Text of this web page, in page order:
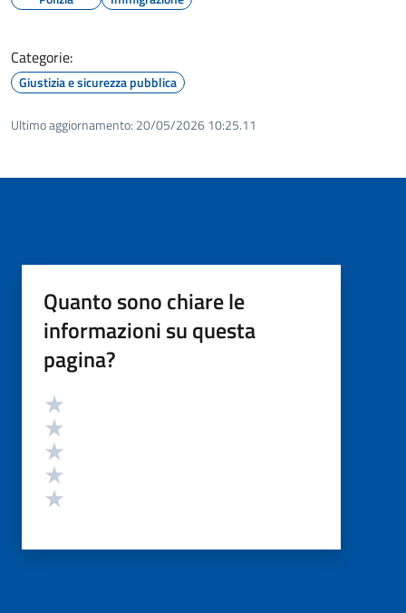
Categorie:
Giustizia e sicurezza pubblica
Ultimo aggiornamento: 20/05/2026 10:25.11
Quanto sono chiare le
informazioni su questa
pagina?
Valutazione